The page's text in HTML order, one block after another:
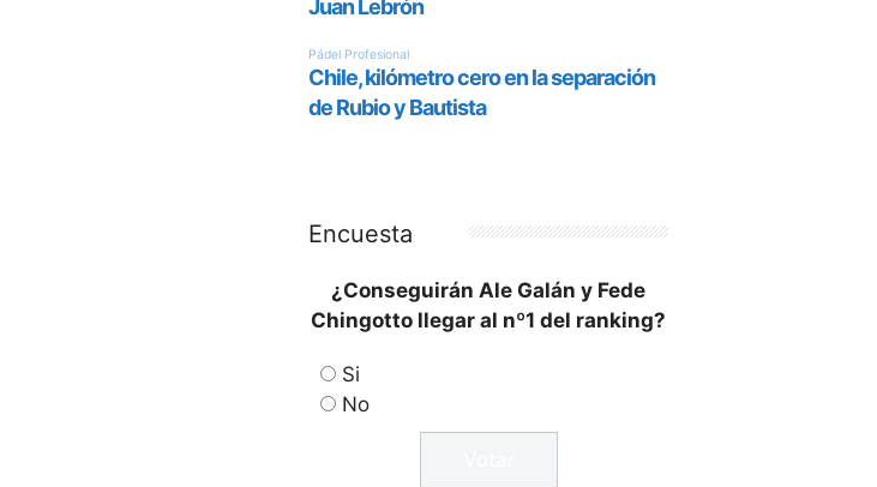
Encuesta
¿Conseguirán Ale Galán y Fede
Chingotto llegar al nº1 del ranking?
Si
No